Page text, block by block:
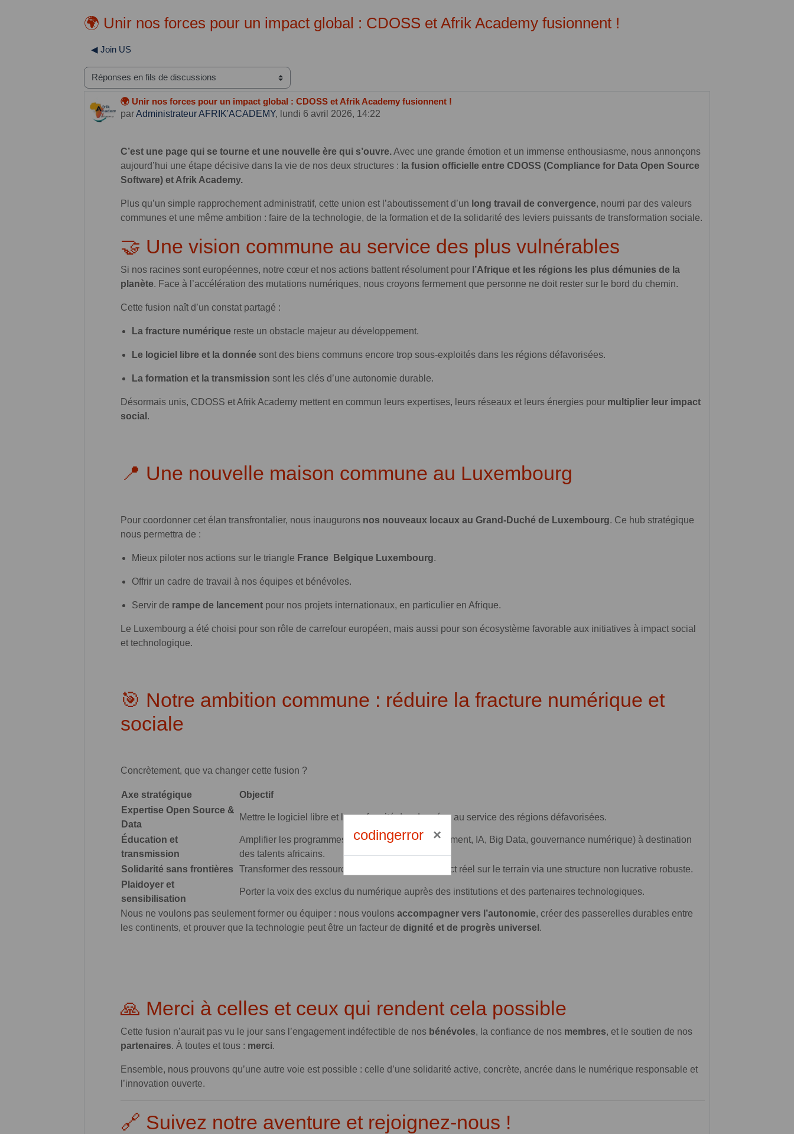
🌍 Unir nos forces pour un impact global : CDOSS et Afrik Academy fusionnent !
◀︎ Join US
Type d'affichage
🌍 Unir nos forces pour un impact global : CDOSS et Afrik Academy fusionnent !
parAdministrateur AFRIK'ACADEMY, lundi 6 avril 2026, 14:22
Nombre de réponses : 0
C’est une page qui se tourne et une nouvelle ère qui s’ouvre.Avec une grande émotion et un immense enthousiasme, nous annonçons
aujourd’hui une étape décisive dans la vie de nos deux structures : la fusion officielle entre CDOSS (Compliance for Data Open Source
Software) et Afrik Academy.
Plus qu’un simple rapprochement administratif, cette union est l’aboutissement d’un long travail de convergence, nourri par des valeurs
communes et une même ambition : faire de la technologie, de la formation et de la solidarité des leviers puissants de transformation sociale.
🤝 Une vision commune au service des plus vulnérables
Si nos racines sont européennes, notre cœur et nos actions battent résolument pour l’Afrique et les régions les plus démunies de la
planète. Face à l’accélération des mutations numériques, nous croyons fermement que personne ne doit rester sur le bord du chemin.
Cette fusion naît d’un constat partagé :
La fracture numérique reste un obstacle majeur au développement.
Le logiciel libre et la donnée sont des biens communs encore trop sous-exploités dans les régions défavorisées.
La formation et la transmission sont les clés d’une autonomie durable.
Désormais unis, CDOSS et Afrik Academy mettent en commun leurs expertises, leurs réseaux et leurs énergies pour multiplier leur impact
social .
📍 Une nouvelle maison commune au Luxembourg
Pour coordonner cet élan transfrontalier, nous inaugurons nos nouveaux locaux au Grand-Duché de Luxembourg. Ce hub stratégique
nous permettra de :
Mieux piloter nos actions sur le triangle France Belgique Luxembourg.
Offrir un cadre de travail à nos équipes et bénévoles.
Servir de rampe de lancement pour nos projets internationaux, en particulier en Afrique.
Le Luxembourg a été choisi pour son rôle de carrefour européen, mais aussi pour son écosystème favorable aux initiatives à impact social
et technologique.
🎯 Notre ambition commune : réduire la fracture numérique et
sociale
Concrètement, que va changer cette fusion ?
Axe stratégique
Objectif
Expertise Open Source &
Data
Mettre le logiciel libre et la conformité des données au service des régions défavorisées.
Éducation et
transmission
Amplifier les programmes de formation (développement, IA, Big Data, gouvernance numérique) à destination
des talents africains.
Solidarité sans frontières
Transformer des ressources européennes en impact réel sur le terrain via une structure non lucrative robuste.
Plaidoyer et
sensibilisation
Porter la voix des exclus du numérique auprès des institutions et des partenaires technologiques.
Nous ne voulons pas seulement former ou équiper : nous voulons accompagner vers l’autonomie, créer des passerelles durables entre
les continents, et prouver que la technologie peut être un facteur de dignité et de progrès universel .
🙏 Merci à celles et ceux qui rendent cela possible
Cette fusion n’aurait pas vu le jour sans l’engagement indéfectible de nos bénévoles, la confiance de nos membres, et le soutien de nos
partenaires. À toutes et tous : merci.
Ensemble, nous prouvons qu’une autre voie est possible : celle d’une solidarité active, concrète, ancrée dans le numérique responsable et
l’innovation ouverte.
🔗 Suivez notre aventure et rejoignez-nous !
codingerror